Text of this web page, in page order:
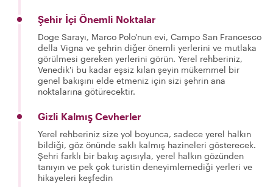
Şehir İçi Önemli Noktalar
Doge Sarayı, Marco Polo'nun evi, Campo San Francesco
della Vigna ve şehrin diğer önemli yerlerini ve mutlaka
görülmesi gereken yerlerini görün. Yerel rehberiniz,
Venedik'i bu kadar eşsiz kılan şeyin mükemmel bir
genel bakışını elde etmeniz için sizi şehrin ana
noktalarına götürecektir.
Gizli Kalmış Cevherler
Yerel rehberiniz size yol boyunca, sadece yerel halkın
bildiği, göz önünde saklı kalmış hazineleri gösterecek.
Şehri farklı bir bakış açısıyla, yerel halkın gözünden
tanıyın ve pek çok turistin deneyimlemediği yerleri ve
hikayeleri keşfedin